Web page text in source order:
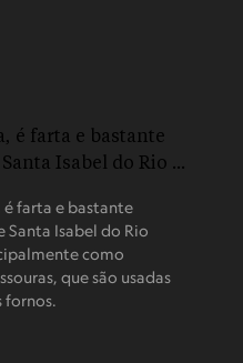
é farta e bastante
Isabel do Rio
como
que são usadas
fornos.